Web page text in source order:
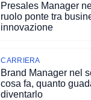
Presales Manager
ruolo ponte tra
innovazione
CARRIERA
Brand Manager nel
cosa fa, quanto
diventarlo